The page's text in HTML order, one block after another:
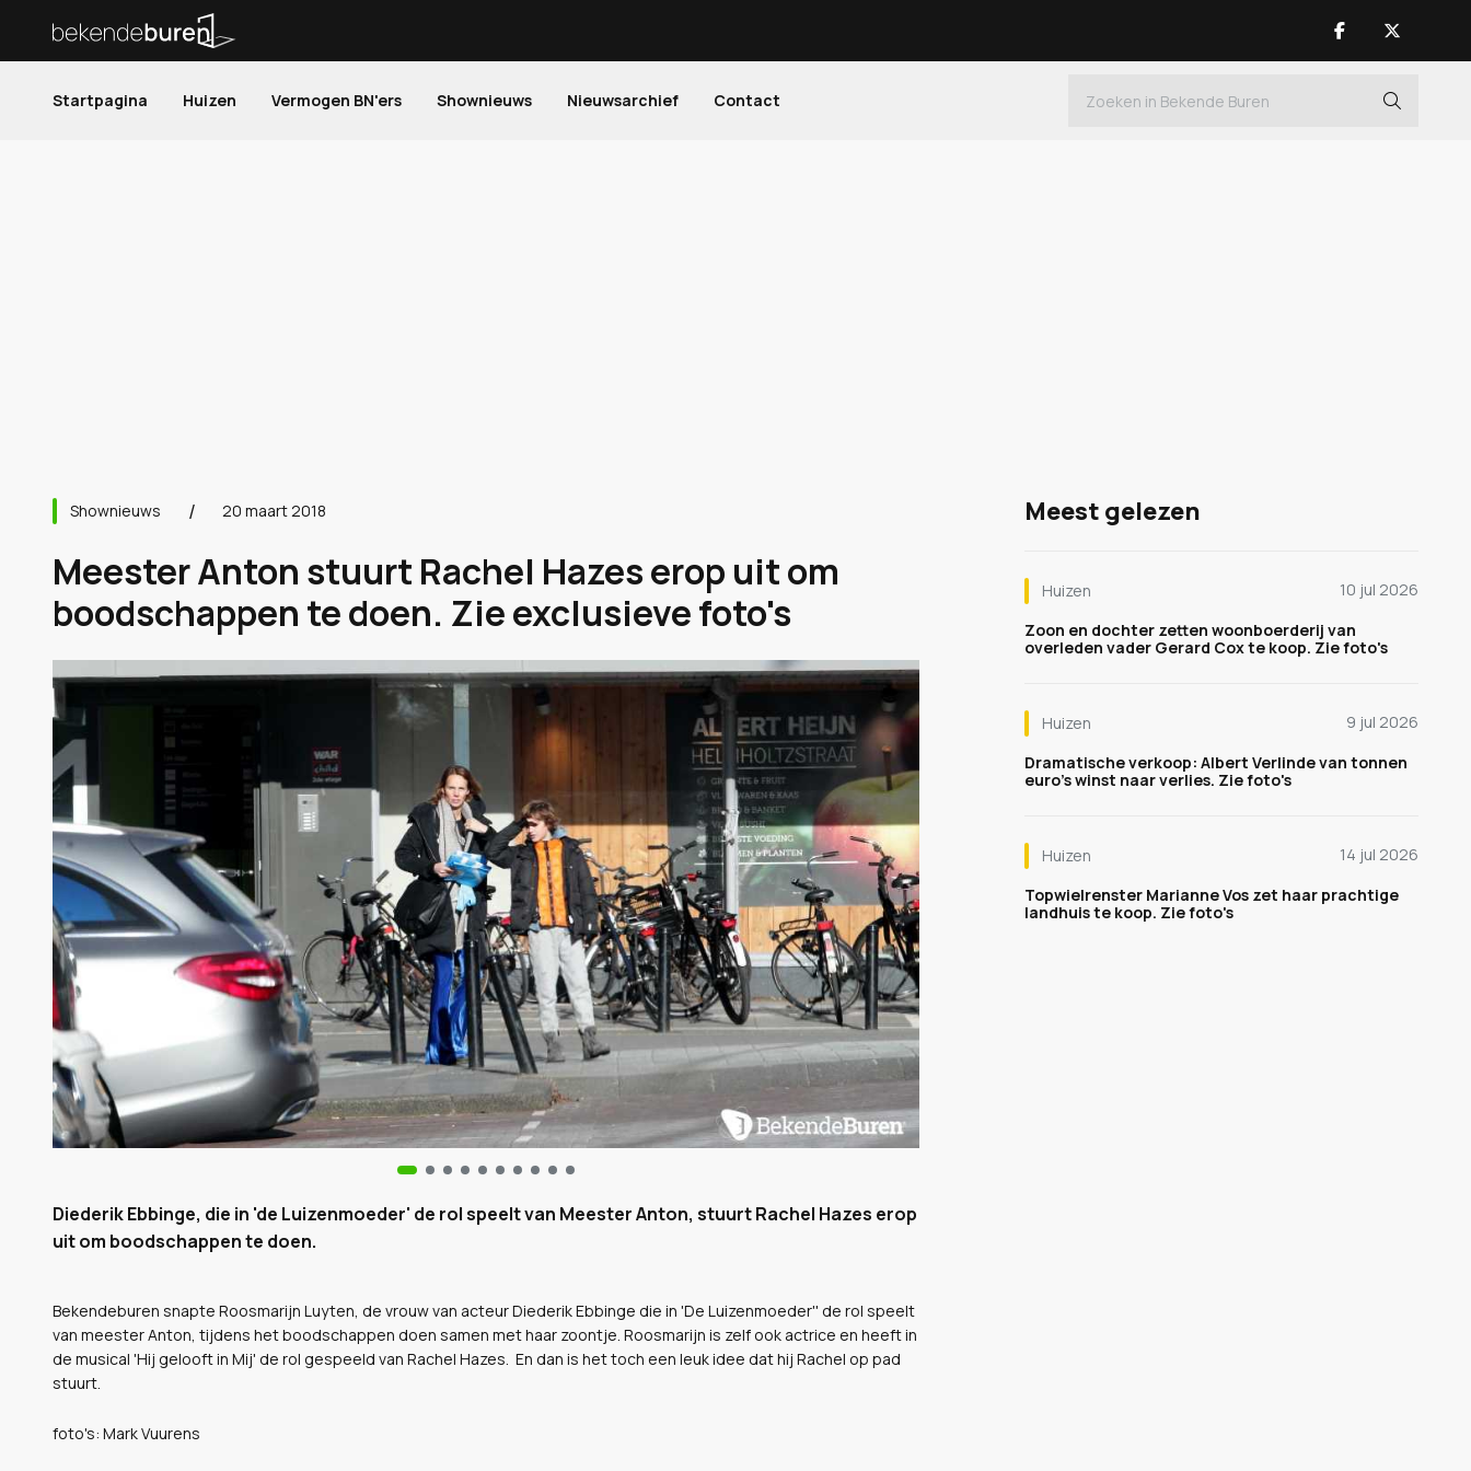
Startpagina Huizen Vermogen BN'ers Shownieuws Nieuwsarchief Contact
Shownieuws 20 maart 2018
Meester Anton stuurt Rachel Hazes erop uit om
boodschappen te doen. Zie exclusieve foto's
Diederik Ebbinge, die in 'de Luizenmoeder' de rol speelt van Meester Anton, stuurt Rachel Hazes erop
uit om boodschappen te doen.
Bekendeburen snapte Roosmarijn Luyten, de vrouw van acteur Diederik Ebbinge die in 'De Luizenmoeder'' de rol speelt
van meester Anton, tijdens het boodschappen doen samen met haar zoontje. Roosmarijn is zelf ook actrice en heeft in
de musical 'Hij gelooft in Mij' de rol gespeeld van Rachel Hazes. En dan is het toch een leuk idee dat hij Rachel op pad
stuurt.
foto's: Mark Vuurens
Meest gelezen
Huizen
10 jul 2026
Zoon en dochter zetten woonboerderij van
overleden vader Gerard Cox te koop. Zie foto's
Huizen
9 jul 2026
Dramatische verkoop: Albert Verlinde van tonnen
euro's winst naar verlies. Zie foto's
Huizen
14 jul 2026
Topwielrenster Marianne Vos zet haar prachtige
landhuis te koop. Zie foto's